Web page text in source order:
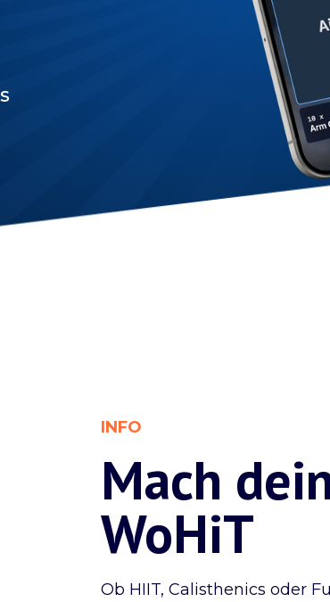
INFO
Mach
WoHiT
Ob HIIT, Calisthenics oder